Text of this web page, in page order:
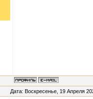
Дата: Воскресенье, 19 Апреля